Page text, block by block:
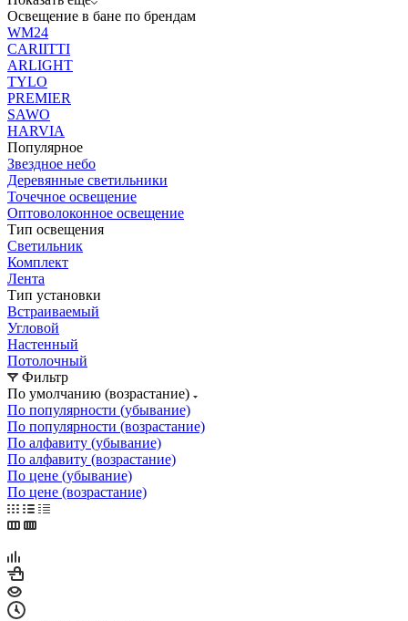
Освещение в бане по брендам
WM24
CARIITTI
ARLIGHT
TYLO
PREMIER
SAWO
HARVIA
Популярное
Звездное небо
Деревянные светильники
Точечное освещение
Оптоволоконное освещение
Тип освещения
Светильник
Комплект
Лента
Тип установки
Встраиваемый
Угловой
Настенный
Потолочный
Фильтр
По умолчанию (возрастание)
По популярности (убывание)
По популярности (возрастание)
По алфавиту (убывание)
По алфавиту (возрастание)
По цене (убывание)
По цене (возрастание)